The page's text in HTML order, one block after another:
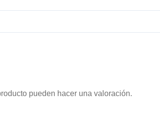
pueden hacer una valoración.